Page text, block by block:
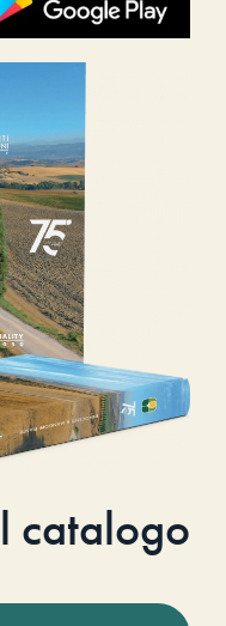
catalogo